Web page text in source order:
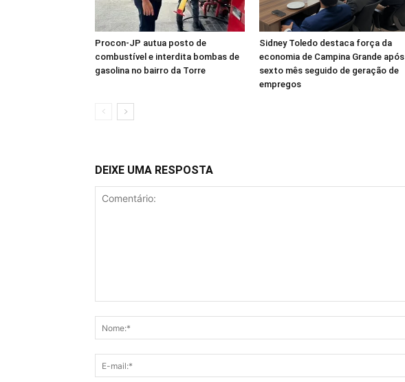
Procon-JP autua posto de
combustível e interdita bombas de
gasolina no bairro da Torre
Sidney Toledo destaca força da
economia de Campina Grande após
sexto mês seguido de geração de
empregos
DEIXE UMA RESPOSTA